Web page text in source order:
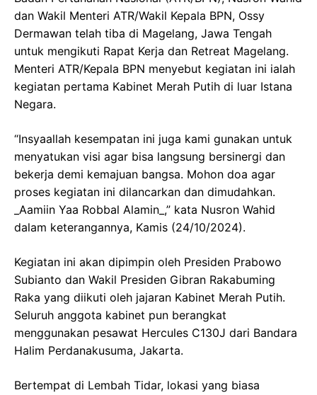
dan Wakil Menteri ATR/Wakil Kepala BPN, Ossy
Dermawan telah tiba di Magelang, Jawa Tengah
untuk mengikuti Rapat Kerja dan Retreat Magelang.
Menteri ATR/Kepala BPN menyebut kegiatan ini ialah
kegiatan pertama Kabinet Merah Putih di luar Istana
Negara.
“Insyaallah kesempatan ini juga kami gunakan untuk
menyatukan visi agar bisa langsung bersinergi dan
bekerja demi kemajuan bangsa. Mohon doa agar
proses kegiatan ini dilancarkan dan dimudahkan.
_Aamiin Yaa Robbal Alamin_,” kata Nusron Wahid
dalam keterangannya, Kamis (24/10/2024).
Kegiatan ini akan dipimpin oleh Presiden Prabowo
Subianto dan Wakil Presiden Gibran Rakabuming
Raka yang diikuti oleh jajaran Kabinet Merah Putih.
Seluruh anggota kabinet pun berangkat
menggunakan pesawat Hercules C130J dari Bandara
Halim Perdanakusuma, Jakarta.
Bertempat di Lembah Tidar, lokasi yang biasa